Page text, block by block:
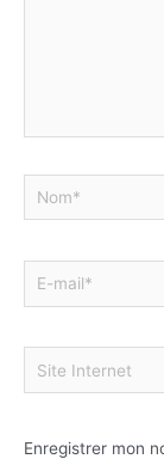
Enregistrer mon